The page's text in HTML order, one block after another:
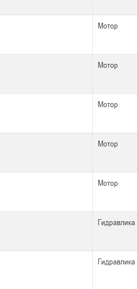
Мотор
Мотор
Мотор
Мотор
Мотор
Гидравлика
Гидравлика